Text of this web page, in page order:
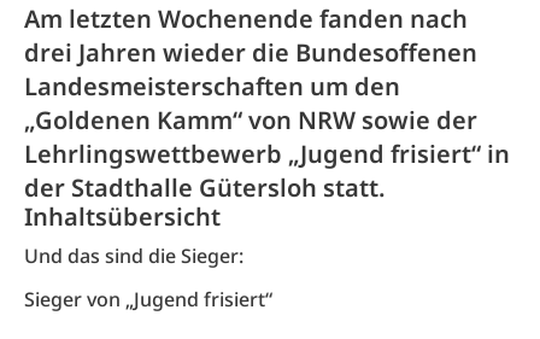
Am letzten Wochenende fanden nach
drei Jahren wieder die Bundesoffenen
Landesmeisterschaften um den
„Goldenen Kamm“ von NRW sowie der
Lehrlingswettbewerb „Jugend frisiert“ in
der Stadthalle Gütersloh statt.
Inhaltsübersicht
Und das sind die Sieger:
Sieger von „Jugend frisiert“